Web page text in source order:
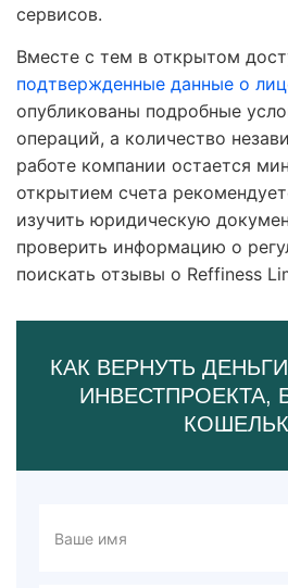
сервисов.
Вместе с тем в открытом
подтвержденные данные о
опубликованы подробные
операций, а количество
работе компании остается
открытием счета
изучить юридическую
проверить информацию о
поискать отзывы о Reffiness
КАК ВЕРНУТЬ
ИНВЕСТПРОЕКТА,